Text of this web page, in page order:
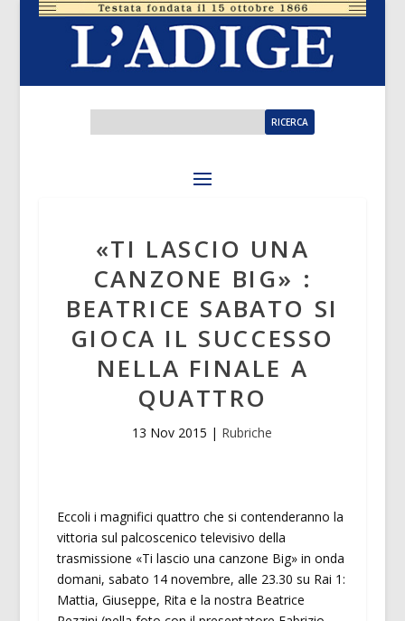
«TI LASCIO UNA
CANZONE BIG» :
BEATRICE SABATO SI
GIOCA IL SUCCESSO
NELLA FINALE A
QUATTRO
13 Nov 2015 | Rubriche
Eccoli i magnifici quattro che si contenderanno la
vittoria sul palcoscenico televisivo della
trasmissione «Ti lascio una canzone Big» in onda
domani, sabato 14 novembre, alle 23.30 su Rai 1:
Mattia, Giuseppe, Rita e la nostra Beatrice